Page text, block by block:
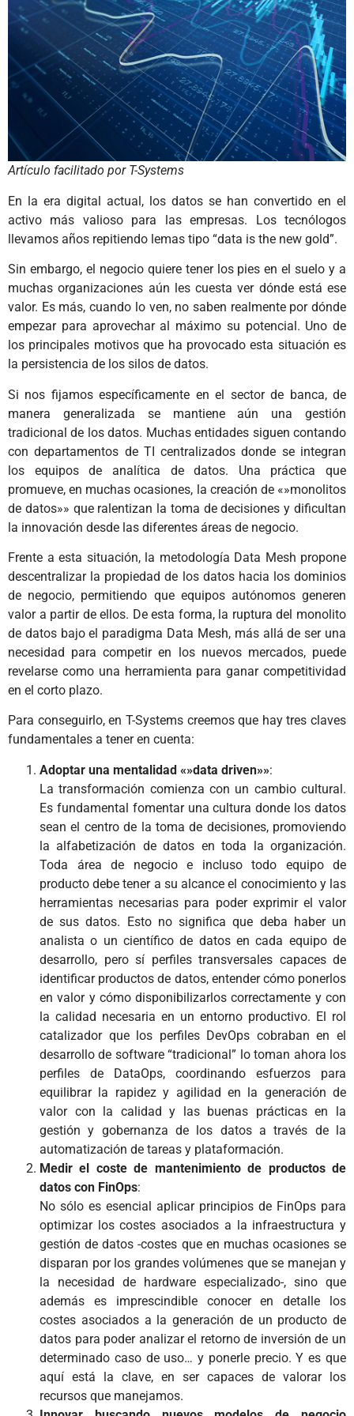
Artículo facilitado por T-Systems
En la era digital actual, los datos se han convertido en el
activo más valioso para las empresas. Los tecnólogos
llevamos años repitiendo lemas tipo “data is the new gold”.
Sin embargo, el negocio quiere tener los pies en el suelo y a
muchas organizaciones aún les cuesta ver dónde está ese
valor. Es más, cuando lo ven, no saben realmente por dónde
empezar para aprovechar al máximo su potencial. Uno de
los principales motivos que ha provocado esta situación es
la persistencia de los silos de datos.
Si nos fijamos específicamente en el sector de banca, de
manera generalizada se mantiene aún una gestión
tradicional de los datos. Muchas entidades siguen contando
con departamentos de TI centralizados donde se integran
los equipos de analítica de datos. Una práctica que
promueve, en muchas ocasiones, la creación de «»monolitos
de datos»» que ralentizan la toma de decisiones y dificultan
la innovación desde las diferentes áreas de negocio.
Frente a esta situación, la metodología Data Mesh propone
descentralizar la propiedad de los datos hacia los dominios
de negocio, permitiendo que equipos autónomos generen
valor a partir de ellos. De esta forma, la ruptura del monolito
de datos bajo el paradigma Data Mesh, más allá de ser una
necesidad para competir en los nuevos mercados, puede
revelarse como una herramienta para ganar competitividad
en el corto plazo.
Para conseguirlo, en T-Systems creemos que hay tres claves
fundamentales a tener en cuenta:
Adoptar una mentalidad «»data driven»»:
La transformación comienza con un cambio cultural.
Es fundamental fomentar una cultura donde los datos
sean el centro de la toma de decisiones, promoviendo
la alfabetización de datos en toda la organización.
Toda área de negocio e incluso todo equipo de
producto debe tener a su alcance el conocimiento y las
herramientas necesarias para poder exprimir el valor
de sus datos. Esto no significa que deba haber un
analista o un científico de datos en cada equipo de
desarrollo, pero sí perfiles transversales capaces de
identificar productos de datos, entender cómo ponerlos
en valor y cómo disponibilizarlos correctamente y con
la calidad necesaria en un entorno productivo. El rol
catalizador que los perfiles DevOps cobraban en el
desarrollo de software “tradicional” lo toman ahora los
perfiles de DataOps, coordinando esfuerzos para
equilibrar la rapidez y agilidad en la generación de
valor con la calidad y las buenas prácticas en la
gestión y gobernanza de los datos a través de la
automatización de tareas y plataformación.
Medir el coste de mantenimiento de productos de
datos con FinOps:
No sólo es esencial aplicar principios de FinOps para
optimizar los costes asociados a la infraestructura y
gestión de datos -costes que en muchas ocasiones se
disparan por los grandes volúmenes que se manejan y
la necesidad de hardware especializado-, sino que
además es imprescindible conocer en detalle los
costes asociados a la generación de un producto de
datos para poder analizar el retorno de inversión de un
determinado caso de uso… y ponerle precio. Y es que
aquí está la clave, en ser capaces de valorar los
recursos que manejamos.